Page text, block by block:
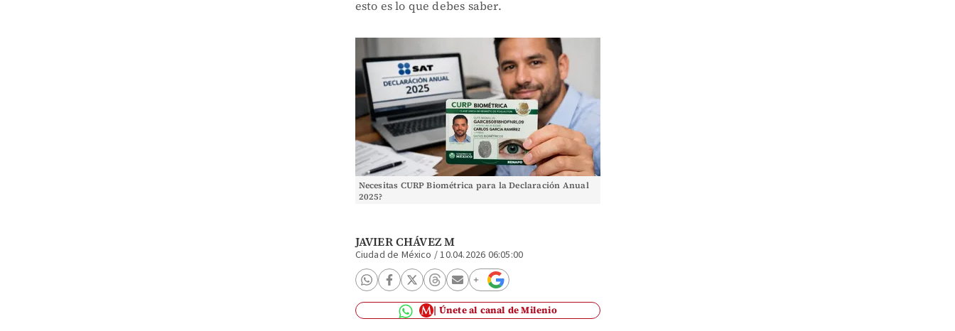
esto es lo que debes saber.
Necesitas CURP Biométrica para la Declaración Anual
2025?
JAVIER CHÁVEZ M
Ciudad de México /10.04.2026 06:05:00
Únete al canal de Milenio